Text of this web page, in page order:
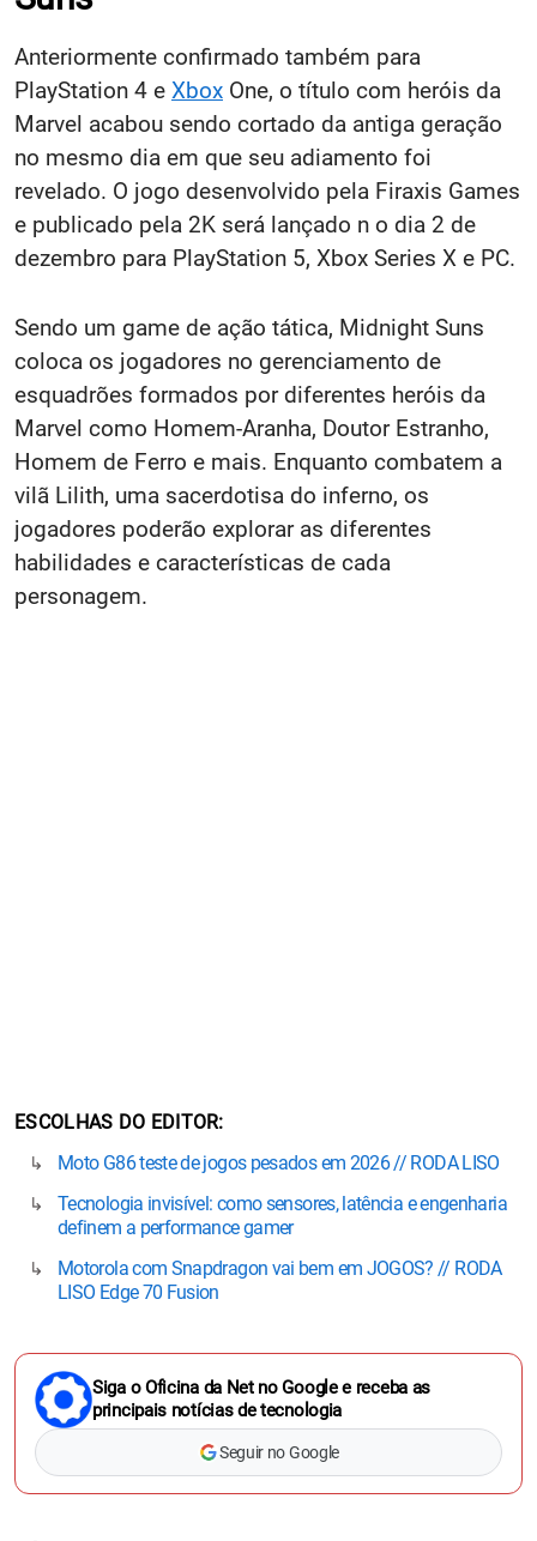
Anteriormente confirmado também para
PlayStation 4 e Xbox One, o título com heróis da
Marvel acabou sendo cortado da antiga geração
no mesmo dia em que seu adiamento foi
revelado. O jogo desenvolvido pela Firaxis Games
e publicado pela 2K será lançado n o dia 2 de
dezembro para PlayStation 5, Xbox Series X e PC.
Sendo um game de ação tática, Midnight Suns
coloca os jogadores no gerenciamento de
esquadrões formados por diferentes heróis da
Marvel como Homem-Aranha, Doutor Estranho,
Homem de Ferro e mais. Enquanto combatem a
vilã Lilith, uma sacerdotisa do inferno, os
jogadores poderão explorar as diferentes
habilidades e características de cada
personagem.
ESCOLHAS DO EDITOR
Moto G86 teste de jogos pesados em 2026 // RODA LISO
Tecnologia invisível: como sensores, latência e engenharia
definem a performance gamer
Motorola com Snapdragon vai bem em JOGOS? // RODA
LISO Edge 70 Fusion
Siga o Oficina da Net no Google e receba as
principais notícias de tecnologia
Seguir no Google